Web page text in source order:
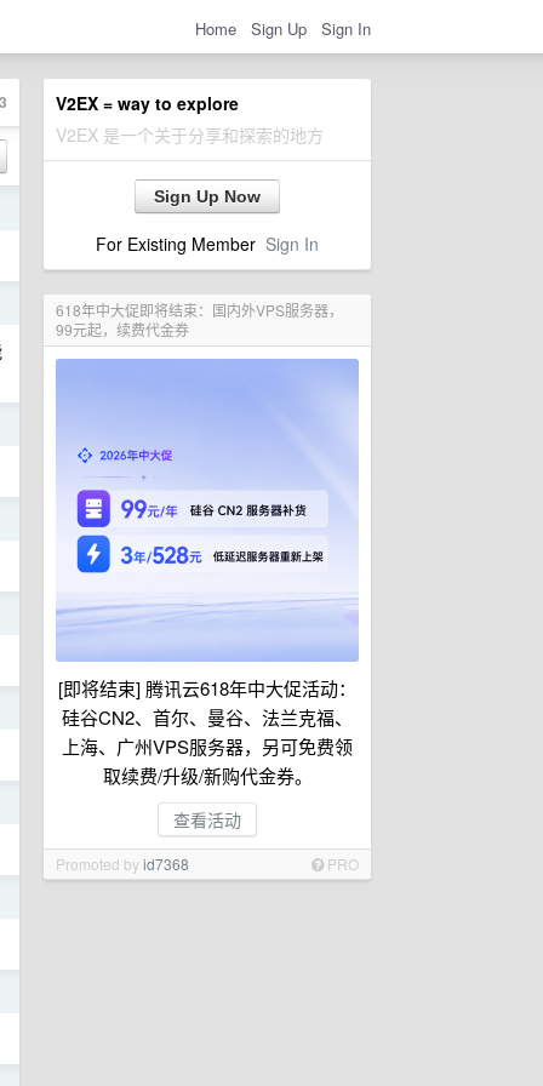
Home Sign Up Sign In
V2EX = way to explore
V2EX 是一个关于分享和探索的地方
Sign Up Now
For Existing Member Sign In
618年中大促即将结束：国内外VPS服务器，
99元起，续费代金券
[即将结束] 腾讯云618年中大促活动：
硅谷CN2、首尔、曼谷、法兰克福、
上海、广州VPS服务器，另可免费领
取续费/升级/新购代金券。
查看活动
Promoted byid7368 PRO